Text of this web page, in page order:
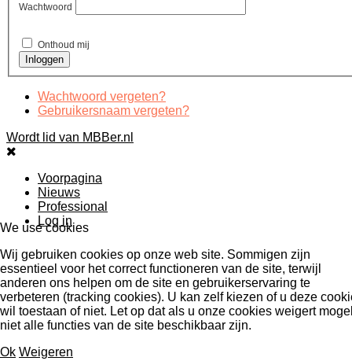
Wachtwoord
Onthoud mij
Wachtwoord vergeten?
Gebruikersnaam vergeten?
Wordt lid van MBBer.nl
Voorpagina
Nieuws
Professional
Log in
We use cookies
Wij gebruiken cookies op onze web site. Sommigen zijn
essentieel voor het correct functioneren van de site, terwijl
anderen ons helpen om de site en gebruikerservaring te
verbeteren (tracking cookies). U kan zelf kiezen of u deze
wil toestaan of niet. Let op dat als u onze cookies weigert
niet alle functies van de site beschikbaar zijn.
Ok Weigeren